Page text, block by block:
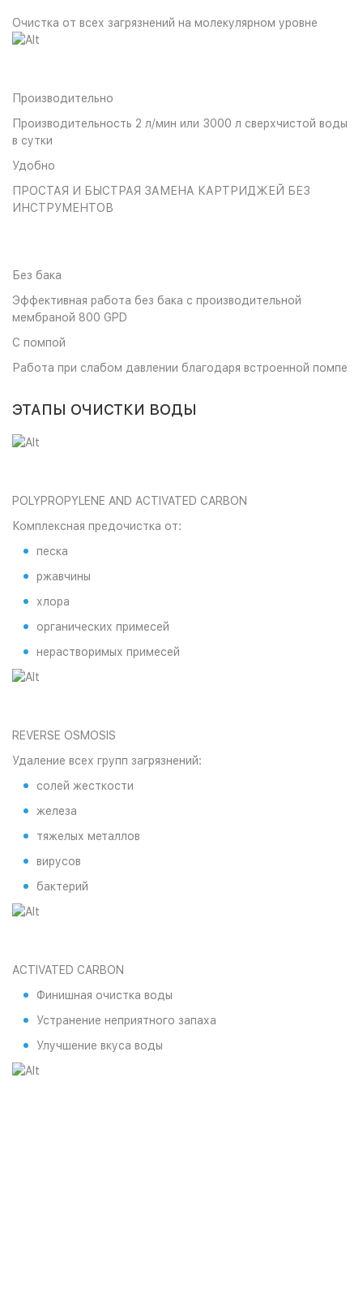
Очистка от всех загрязнений на молекулярном уровне
Производительно
Производительность 2 л/мин или 3000 л сверхчистой воды
в сутки
Удобно
ПРОСТАЯ И БЫСТРАЯ ЗАМЕНА КАРТРИДЖЕЙ БЕЗ
ИНСТРУМЕНТОВ
Без бака
Эффективная работа без бака с производительной
мембраной 800 GPD
С помпой
Работа при слабом давлении благодаря встроенной помпе
ЭТАПЫ ОЧИСТКИ ВОДЫ
POLYPROPYLENE AND ACTIVATED CARBON
Комплексная предочистка от:
песка
ржавчины
хлора
органических примесей
нерастворимых примесей
REVERSE OSMOSIS
Удаление всех групп загрязнений:
солей жесткости
железа
тяжелых металлов
вирусов
бактерий
ACTIVATED CARBON
Финишная очистка воды
Устранение неприятного запаха
Улучшение вкуса воды